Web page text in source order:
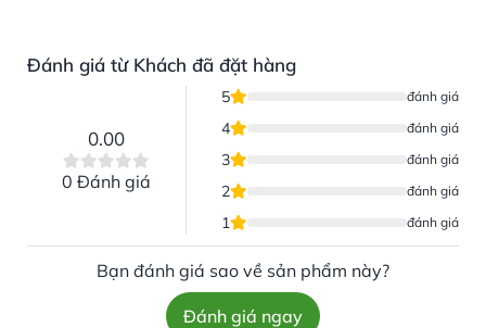
Đánh giá từ Khách đã đặt hàng
0.00
0 Đánh giá
5 đánh giá
4 đánh giá
3 đánh giá
2 đánh giá
1 đánh giá
Bạn đánh giá sao về sản phẩm này?
Đánh giá ngay